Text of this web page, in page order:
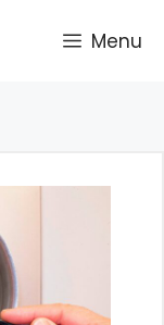
Menu